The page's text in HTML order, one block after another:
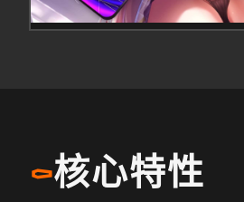
⚰️核心特性